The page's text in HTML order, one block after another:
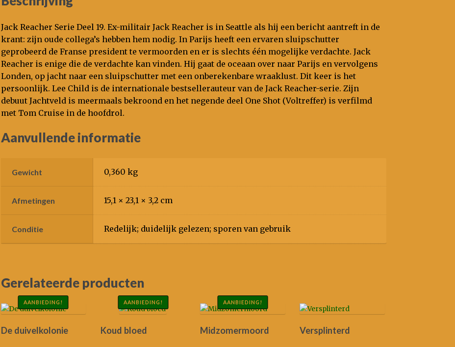
Jack Reacher Serie Deel 19. Ex-militair Jack Reacher is in Seattle als hij een bericht aantreft in de
krant: zijn oude collega’s hebben hem nodig. In Parijs heeft een ervaren sluipschutter
geprobeerd de Franse president te vermoorden en er is slechts één mogelijke verdachte. Jack
Reacher is enige die de verdachte kan vinden. Hij gaat de oceaan over naar Parijs en vervolgens
Londen, op jacht naar een sluipschutter met een onberekenbare wraaklust. Dit keer is het
persoonlijk. Lee Child is de internationale bestsellerauteur van de Jack Reacher-serie. Zijn
debuut Jachtveld is meermaals bekroond en het negende deel One Shot (Voltreffer) is verfilmd
met Tom Cruise in de hoofdrol.
Aanvullende informatie
Gewicht 0,360 kg
Afmetingen 15,1 × 23,1 × 3,2 cm
Conditie Redelijk; duidelijk gelezen; sporen van gebruik
Gerelateerde producten
De duivelkolonie
AANBIEDING!
Koud bloed
AANBIEDING!
Midzomermoord
AANBIEDING!
Versplinterd